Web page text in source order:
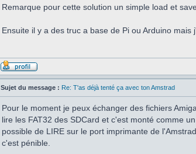
Remarque pour cette solution un simple load et
Ensuite il y a des truc a base de Pi ou Arduino mais
Sujet du message : Re: T'as déjà tenté ça avec ton Amstrad
Pour le moment je peux échanger des fichiers
lire les FAT32 des SDCard et c'est monté comme
possible de LIRE sur le port imprimante de
c'est pénible.